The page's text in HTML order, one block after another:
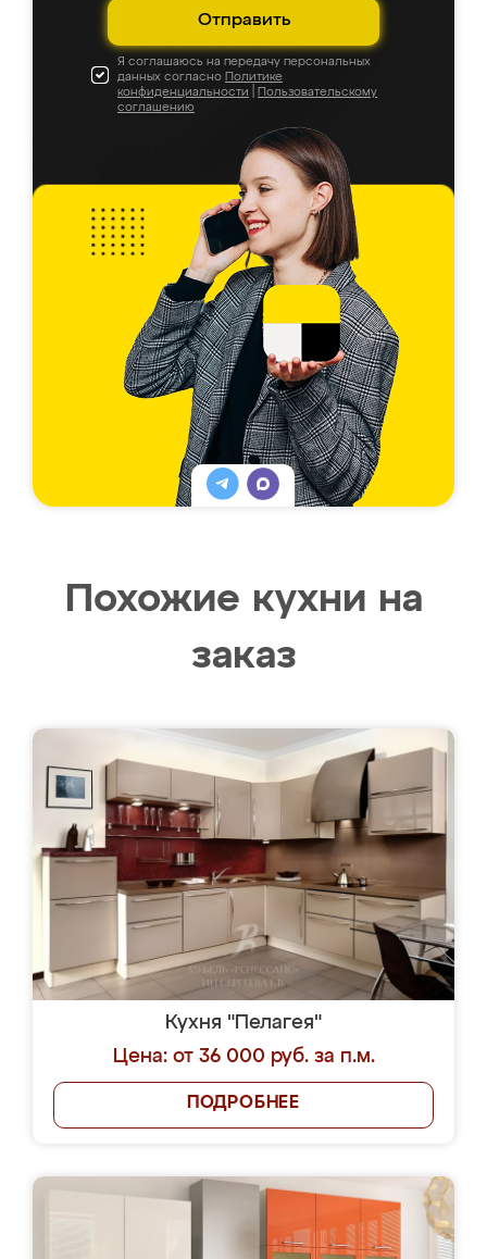
Отправить
Я соглашаюсь на передачу персональных
данных согласно Политике
конфиденциальности
Пользовательскому
соглашению
Похожие кухни на
заказ
Кухня "Пелагея"
Цена: от 36 000 руб. за п.м.
ПОДРОБНЕЕ